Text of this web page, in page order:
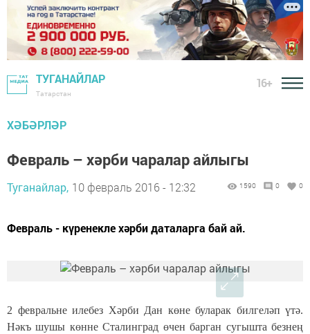
ТУГАНАЙЛАР
Татарстан
16+
ХӘБӘРЛӘР
Февраль – хәрби чаралар айлыгы
Туганайлар, 10 февраль 2016 - 12:32 1590 0 0
Февраль - күренекле хәрби даталарга бай ай.
2 февральне илебез Хәрби Дан көне буларак билгеләп үтә.
Нәкъ шушы көнне Сталинград өчен барган сугышта безнең